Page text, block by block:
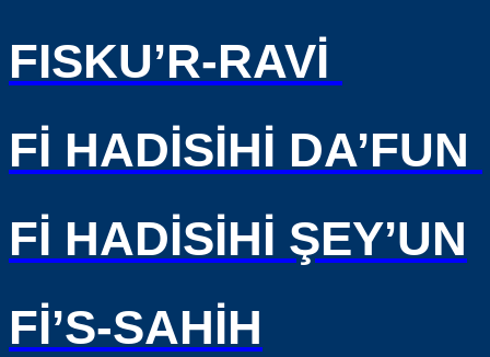
FISKU’R-RAVİ
Fİ HADİSİHİ DA’FUN
Fİ HADİSİHİ ŞEY’UN
Fİ’S-SAHİH